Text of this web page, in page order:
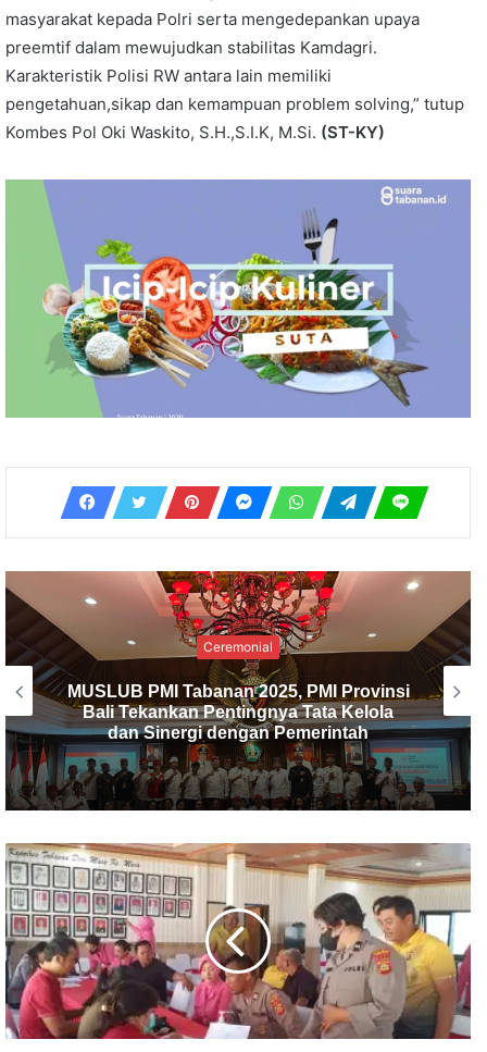
masyarakat kepada Polri serta mengedepankan upaya
preemtif dalam mewujudkan stabilitas Kamdagri.
Karakteristik Polisi RW antara lain memiliki
pengetahuan,sikap dan kemampuan problem solving,” tutup
Kombes Pol Oki Waskito, S.H.,S.I.K, M.Si. (ST-KY)
Ceremonial
PMI Kabupaten Tabanan Gelar
Musyawarah Luar Biasa, I Made Dirga
Terpilih sebagai Ketua Baru